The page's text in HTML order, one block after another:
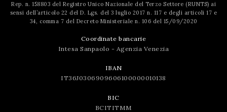
Rep. n. 158803 del Registro Unico Nazionale del Terzo Settore (RUNTS) ai
sensi dell’articolo 22 del D. Lgs. del 3 luglio 2017 n. 117 e degli articoli 17 e
34, comma 7 del Decreto Ministeriale n. 106 del 15/09/2020
Coordinate bancarie
Intesa Sanpaolo - Agenzia Venezia
IBAN
IT36J0306909606100000010138
BIC
BCITITMM